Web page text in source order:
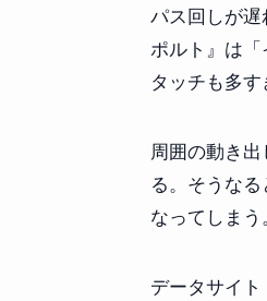
パス回しが
ポルト』は
タッチも多
周囲の動き
る。そうな
なってしまう。
データサイ